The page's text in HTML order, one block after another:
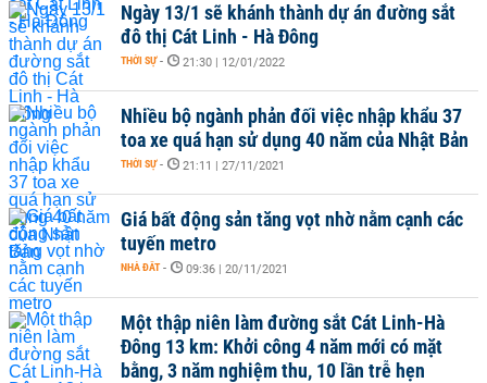
Ngày 13/1 sẽ khánh thành dự án đường sắt
đô thị Cát Linh - Hà Đông
THỜI SỰ - 21:30 | 12/01/2022
Nhiều bộ ngành phản đối việc nhập khẩu 37
toa xe quá hạn sử dụng 40 năm của Nhật Bản
THỜI SỰ - 21:11 | 27/11/2021
Giá bất động sản tăng vọt nhờ nằm cạnh các
tuyến metro
NHÀ ĐẤT - 09:36 | 20/11/2021
Một thập niên làm đường sắt Cát Linh-Hà
Đông 13 km: Khởi công 4 năm mới có mặt
bằng, 3 năm nghiệm thu, 10 lần trễ hẹn